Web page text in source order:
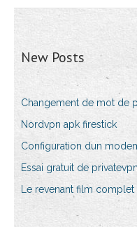
New Posts
Changement de mot de
Nordvpn apk firestick
Configuration dun
Essai gratuit de privatevpn
Le revenant film